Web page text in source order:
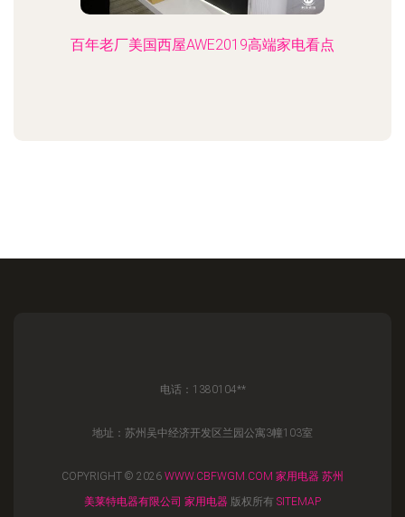
百年老厂美国西屋AWE2019高端家电看点
电话：1380104**
地址：苏州吴中经济开发区兰园公寓3幢103室
COPYRIGHT © 2026 WWW.CBFWGM.COM 家用电器 苏州
美莱特电器有限公司 家用电器 版权所有 SITEMAP